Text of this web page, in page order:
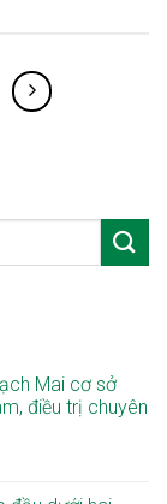
Mai cơ sở
điều trị chuyên